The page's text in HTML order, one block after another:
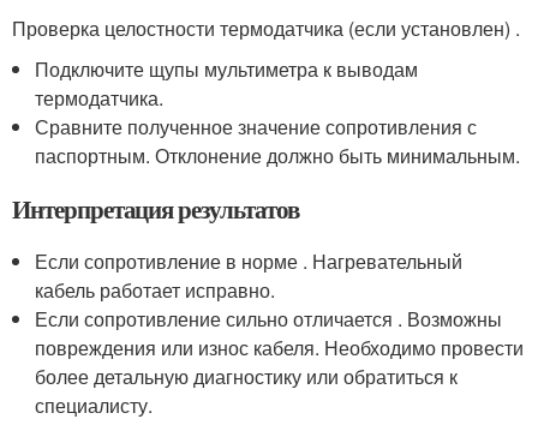
Проверка целостности термодатчика (если установлен) .
Подключите щупы мультиметра к выводам
термодатчика.
Сравните полученное значение сопротивления с
паспортным. Отклонение должно быть минимальным.
Интерпретация результатов
Если сопротивление в норме . Нагревательный
кабель работает исправно.
Если сопротивление сильно отличается . Возможны
повреждения или износ кабеля. Необходимо провести
более детальную диагностику или обратиться к
специалисту.